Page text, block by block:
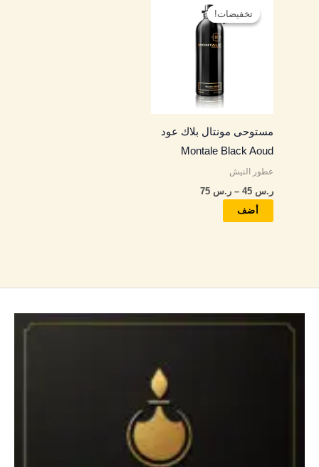
تخفيضات!
تخفيضات!
مستوحى مونتال بلاك عود
Montale Black Aoud
عطور النيش
ر.س – ر.س
من
خلال
أضف
العديد
من
لهذا
المنتج.
يمكن
اختيار
على